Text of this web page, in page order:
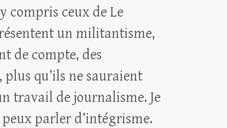
compris ceux de Le
un militantisme,
de compte, des
plus qu’ils ne sauraient
travail de journalisme. Je
peux parler d’intégrisme.